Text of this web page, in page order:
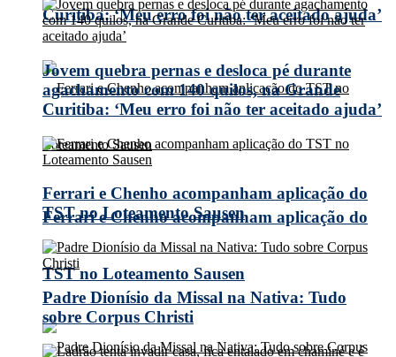
Curitiba: ‘Meu erro foi não ter aceitado ajuda’
Ferrari e Chenho acompanham aplicação do
TST no Loteamento Sausen
Jovem quebra pernas e desloca pé durante
agachamento com 140 quilos, na Grande
Curitiba: ‘Meu erro foi não ter aceitado ajuda’
Ferrari e Chenho acompanham aplicação do
TST no Loteamento Sausen
Padre Dionísio da Missal na Nativa: Tudo
sobre Corpus Christi